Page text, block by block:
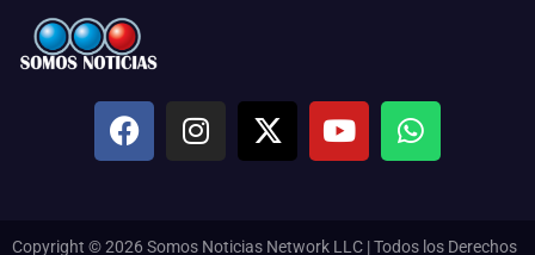
Copyright © 2026 Somos Noticias Network LLC | Todos los Derechos